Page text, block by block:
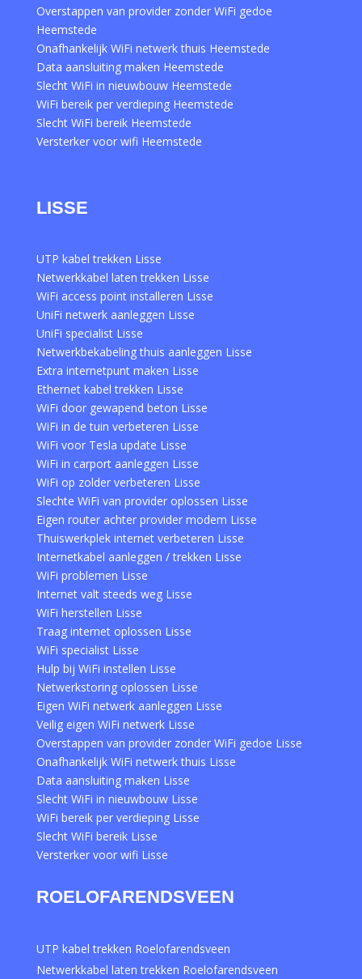
Overstappen van provider zonder WiFi gedoe
Heemstede
Onafhankelijk WiFi netwerk thuis Heemstede
Data aansluiting maken Heemstede
Slecht WiFi in nieuwbouw Heemstede
WiFi bereik per verdieping Heemstede
Slecht WiFi bereik Heemstede
Versterker voor wifi Heemstede
LISSE
UTP kabel trekken Lisse
Netwerkkabel laten trekken Lisse
WiFi access point installeren Lisse
UniFi netwerk aanleggen Lisse
UniFi specialist Lisse
Netwerkbekabeling thuis aanleggen Lisse
Extra internetpunt maken Lisse
Ethernet kabel trekken Lisse
WiFi door gewapend beton Lisse
WiFi in de tuin verbeteren Lisse
WiFi voor Tesla update Lisse
WiFi in carport aanleggen Lisse
WiFi op zolder verbeteren Lisse
Slechte WiFi van provider oplossen Lisse
Eigen router achter provider modem Lisse
Thuiswerkplek internet verbeteren Lisse
Internetkabel aanleggen / trekken Lisse
WiFi problemen Lisse
Internet valt steeds weg Lisse
WiFi herstellen Lisse
Traag internet oplossen Lisse
WiFi specialist Lisse
Hulp bij WiFi instellen Lisse
Netwerkstoring oplossen Lisse
Eigen WiFi netwerk aanleggen Lisse
Veilig eigen WiFi netwerk Lisse
Overstappen van provider zonder WiFi gedoe Lisse
Onafhankelijk WiFi netwerk thuis Lisse
Data aansluiting maken Lisse
Slecht WiFi in nieuwbouw Lisse
WiFi bereik per verdieping Lisse
Slecht WiFi bereik Lisse
Versterker voor wifi Lisse
ROELOFARENDSVEEN
UTP kabel trekken Roelofarendsveen
Netwerkkabel laten trekken Roelofarendsveen